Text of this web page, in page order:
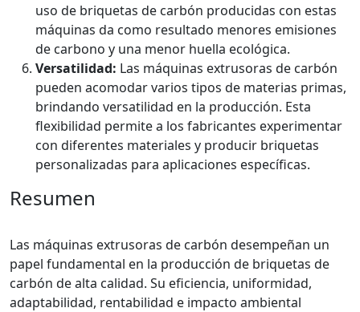
uso de briquetas de carbón producidas con estas
máquinas da como resultado menores emisiones
de carbono y una menor huella ecológica.
Versatilidad: Las máquinas extrusoras de carbón
pueden acomodar varios tipos de materias primas,
brindando versatilidad en la producción. Esta
flexibilidad permite a los fabricantes experimentar
con diferentes materiales y producir briquetas
personalizadas para aplicaciones específicas.
Resumen
Las máquinas extrusoras de carbón desempeñan un
papel fundamental en la producción de briquetas de
carbón de alta calidad. Su eficiencia, uniformidad,
adaptabilidad, rentabilidad e impacto ambiental